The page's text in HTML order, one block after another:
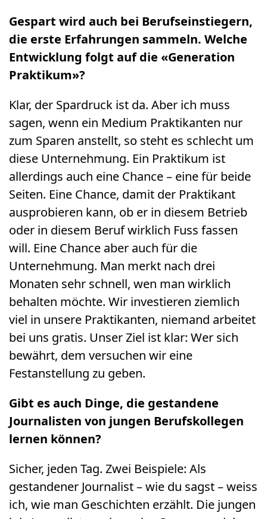
Gespart wird auch bei Berufseinstiegern,
die erste Erfahrungen sammeln. Welche
Entwicklung folgt auf die «Generation
Praktikum»?
Klar, der Spardruck ist da. Aber ich muss
sagen, wenn ein Medium Praktikanten nur
zum Sparen anstellt, so steht es schlecht um
diese Unternehmung. Ein Praktikum ist
allerdings auch eine Chance – eine für beide
Seiten. Eine Chance, damit der Praktikant
ausprobieren kann, ob er in diesem Betrieb
oder in diesem Beruf wirklich Fuss fassen
will. Eine Chance aber auch für die
Unternehmung. Man merkt nach drei
Monaten sehr schnell, wen man wirklich
behalten möchte. Wir investieren ziemlich
viel in unsere Praktikanten, niemand arbeitet
bei uns gratis. Unser Ziel ist klar: Wer sich
bewährt, dem versuchen wir eine
Festanstellung zu geben.
Gibt es auch Dinge, die gestandene
Journalisten von jungen Berufskollegen
lernen können?
Sicher, jeden Tag. Zwei Beispiele: Als
gestandener Journalist – wie du sagst – weiss
ich, wie man Geschichten erzählt. Die jungen